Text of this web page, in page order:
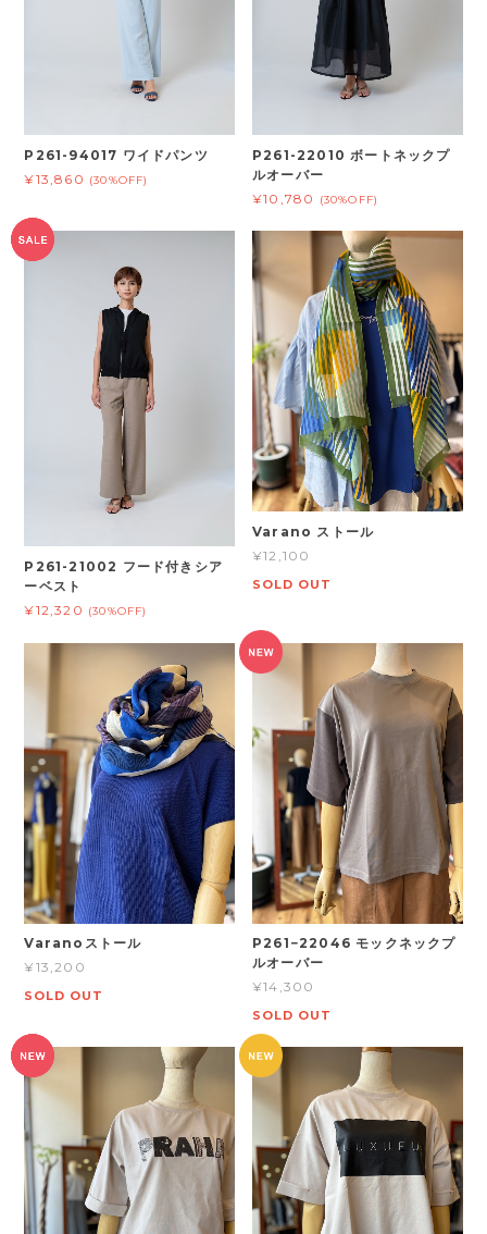
P261-94017 ワイドパンツ
¥13,860 (30%OFF)
P261-22010 ボートネックプ
ルオーバー
¥10,780
(30%OFF)
P261-21002 フード付きシア
ーベスト
¥12,320 (30%OFF)
Varano ストール
¥12,100
SOLD OUT
Varanoストール
¥13,200
SOLD OUT
P261−22046 モックネックプ
ルオーバー
¥14,300
SOLD OUT